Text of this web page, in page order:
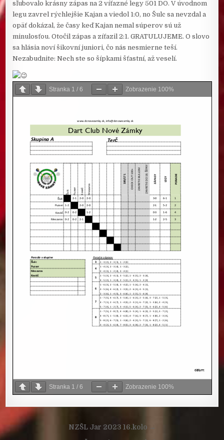
sľubovalo krásny zápas na 2 víťazné legy 501 DO. V úvodnom
legu zavrel rýchlejšie Kajan a viedol 1:0, no Šulc sa nevzdal a
opäť dokázal, že časy keď Kajan nemal súperov sú už
minulosťou. Otočil zápas a zíťazil 2:1. GRATULUJEME. O slovo
sa hlásia noví šikovní juniori, čo nás nesmierne teší.
Nezabudnite: Nech ste so šípkami šťastní, až veselí.
Stranka 1 /6 Zobrazenie 100%
Stranka 1 /6 Zobrazenie 100%
Navigácia NZŠL Jar 2023 16.kolo →